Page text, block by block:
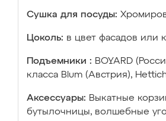
Сушка для посуды:
Цоколь: в цвет фасадов или
Подъемники : BOYARD
класса Blum (Австрия),
Аксессуары: Выкатные
бутылочницы, волшебные